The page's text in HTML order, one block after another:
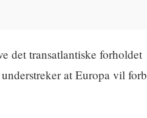
det transatlantiske forholdet
at Europa vil